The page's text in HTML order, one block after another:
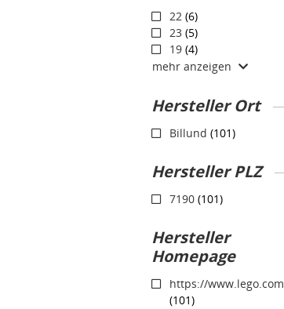
22 (6)
23 (5)
19 (4)
mehr anzeigen
Hersteller 󠀵Ort
Billund (101)
Hersteller 󠀴PLZ
7190 (101)
Hersteller
󠀸Homepage
https://www.lego.com
(101)